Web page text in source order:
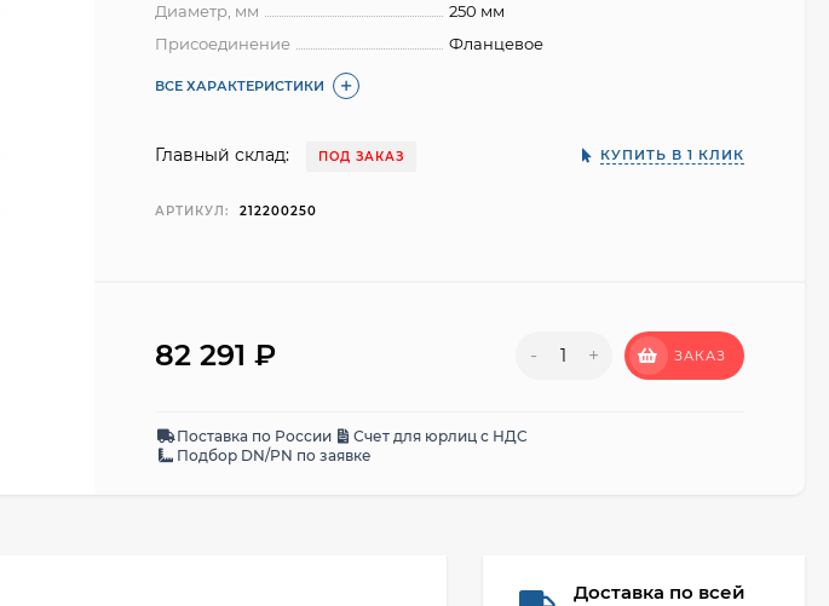
Диаметр, мм
250 мм
Присоединение
Фланцевое
ВСЕ ХАРАКТЕРИСТИКИ
Главный склад: ПОД ЗАКАЗ
АРТИКУЛ: 212200250
КУПИТЬ В 1 КЛИК
82 291₽ - + ЗАКАЗ
Поставка по России
Счет для юрлиц с НДС
Подбор DN/PN по заявке
Доставка по всей